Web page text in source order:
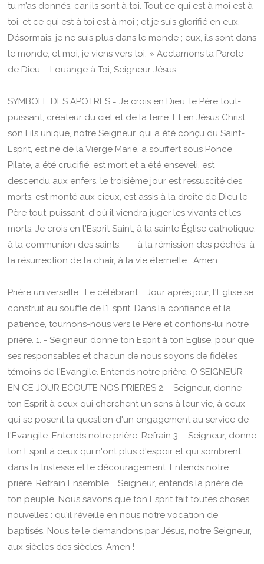
tu m’as donnés, car ils sont à toi. Tout ce qui est à moi est à
toi, et ce qui est à toi est à moi ; et je suis glorifié en eux.
Désormais, je ne suis plus dans le monde ; eux, ils sont dans
le monde, et moi, je viens vers toi. » Acclamons la Parole
de Dieu – Louange à Toi, Seigneur Jésus.
SYMBOLE DES APOTRES = Je crois en Dieu, le Père tout-
puissant, créateur du ciel et de la terre. Et en Jésus Christ,
son Fils unique, notre Seigneur, qui a été conçu du Saint-
Esprit, est né de la Vierge Marie, a souffert sous Ponce
Pilate, a été crucifié, est mort et a été enseveli, est
descendu aux enfers, le troisième jour est ressuscité des
morts, est monté aux cieux, est assis à la droite de Dieu le
Père tout-puissant, d'où il viendra juger les vivants et les
morts. Je crois en l'Esprit Saint, à la sainte Église catholique,
à la communion des saints, à la rémission des péchés, à
la résurrection de la chair, à la vie éternelle. Amen.
Prière universelle : Le célébrant = Jour après jour, l'Eglise se
construit au souffle de l'Esprit. Dans la confiance et la
patience, tournons-nous vers le Père et confions-lui notre
prière. 1. - Seigneur, donne ton Esprit à ton Eglise, pour que
ses responsables et chacun de nous soyons de fidèles
témoins de l'Evangile. Entends notre prière. O SEIGNEUR
EN CE JOUR ECOUTE NOS PRIERES 2. - Seigneur, donne
ton Esprit à ceux qui cherchent un sens à leur vie, à ceux
qui se posent la question d'un engagement au service de
l'Evangile. Entends notre prière. Refrain 3. - Seigneur, donne
ton Esprit à ceux qui n'ont plus d'espoir et qui sombrent
dans la tristesse et le découragement. Entends notre
prière. Refrain Ensemble = Seigneur, entends la prière de
ton peuple. Nous savons que ton Esprit fait toutes choses
nouvelles : qu'il réveille en nous notre vocation de
baptisés. Nous te le demandons par Jésus, notre Seigneur,
aux siècles des siècles. Amen !